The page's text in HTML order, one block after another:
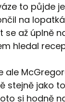
to půjde
na
se až úplně
hledal
ale
stejně jako
si hodně